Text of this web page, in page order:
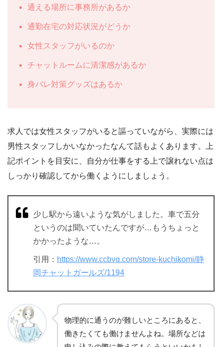
通える場所に事務所があるか
通勤在宅の対応状況がどうか
女性スタッフがいるのか
チャットルームに清潔感があるか
身バレ対策グッズはあるか
求人では女性スタッフがいると謳っていながら、実際には
男性スタッフしかいなかったなんて話もよくあります。上
記ポイントを目安に、自分が仕事をする上で譲れない点は
しっかり確認してから働くようにしましょう。
少し駅から遠いような気がしました。車で五分
というのは聞いていたんですが…もうちょっと
かかったような…。
引用： https://www.ccbvq.com/store-kuchikomi/静
岡チャットガールズ/1194
物理的に通うのが難しいところにあると、
働きたくても働けませんよね。場所などは